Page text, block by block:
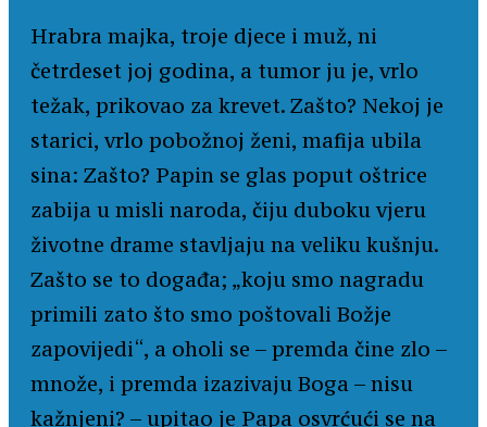
Hrabra majka, troje djece i muž, ni
četrdeset joj godina, a tumor ju je, vrlo
težak, prikovao za krevet. Zašto? Nekoj je
starici, vrlo pobožnoj ženi, mafija ubila
sina: Zašto? Papin se glas poput oštrice
zabija u misli naroda, čiju duboku vjeru
životne drame stavljaju na veliku kušnju.
Zašto se to događa; „koju smo nagradu
primili zato što smo poštovali Božje
zapovijedi“, a oholi se – premda čine zlo –
množe, i premda izazivaju Boga – nisu
kažnjeni? – upitao je Papa osvrćući se na